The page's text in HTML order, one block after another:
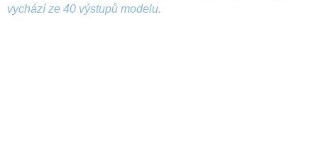
vychází ze 40 výstupů modelu.